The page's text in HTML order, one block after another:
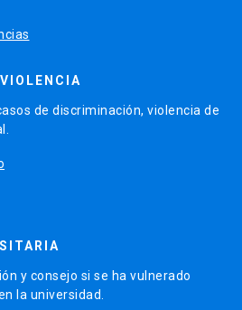
de discriminación, violencia de
y consejo si se ha vulnerado
la universidad.